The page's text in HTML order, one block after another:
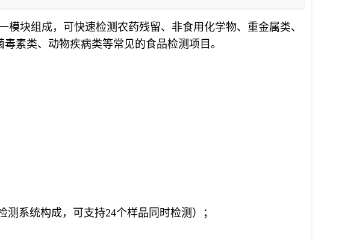
模块组成，可快速检测农药残留、非食用化学物、重金属类、
素类、动物疾病类等常见的食品检测项目。
系统构成，可支持24个样品同时检测）；